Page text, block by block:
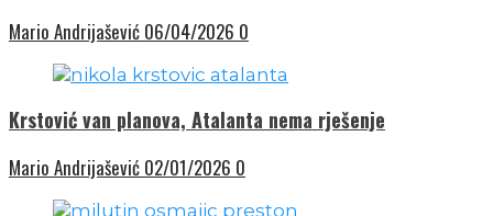
Mario Andrijašević 06/04/2026 0
Krstović van planova, Atalanta nema rješenje
Mario Andrijašević 02/01/2026 0